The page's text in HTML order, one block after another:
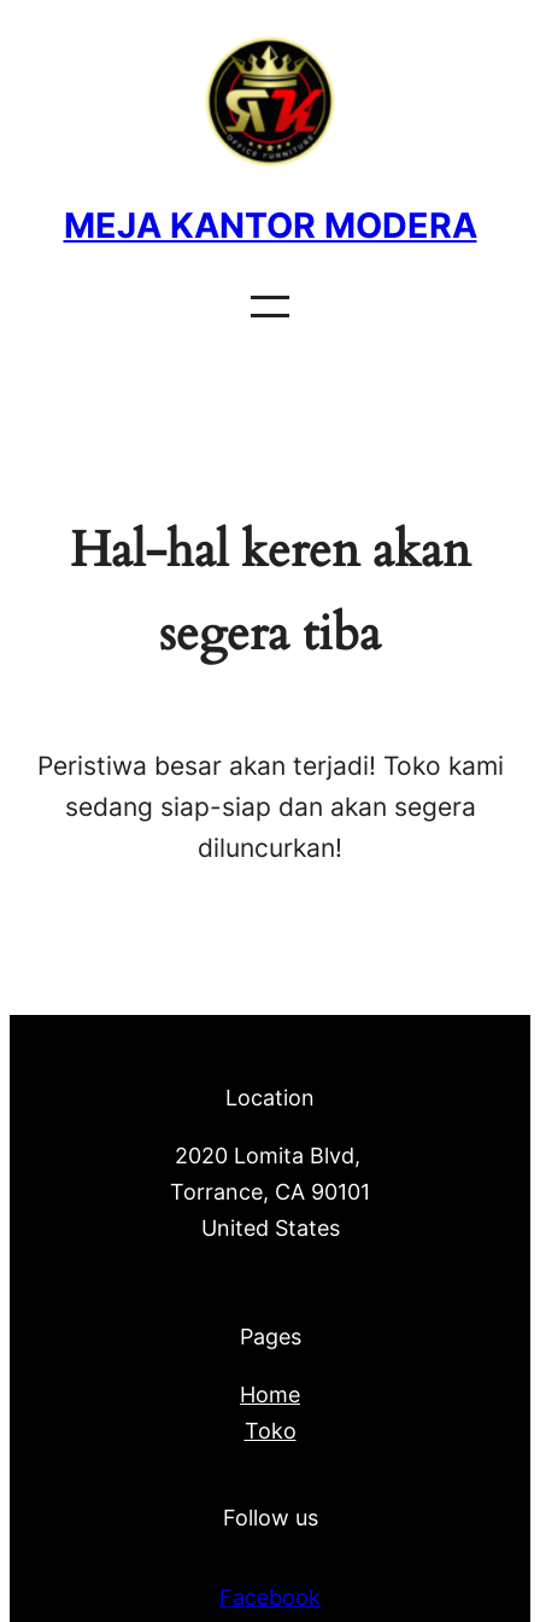
MEJA KANTOR MODERA
Hal-hal keren akan
segera tiba
Peristiwa besar akan terjadi! Toko kami
sedang siap-siap dan akan segera
diluncurkan!
Location
2020 Lomita Blvd,
Torrance, CA 90101
United States
Pages
Home
Toko
Follow us
Facebook